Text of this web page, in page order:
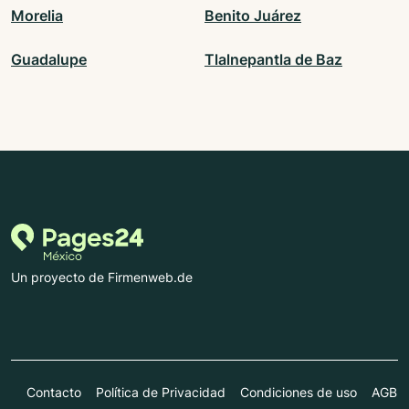
Morelia Benito Juárez
Guadalupe Tlalnepantla de Baz
Un proyecto de Firmenweb.de
Contacto Política de Privacidad Condiciones de uso AGB